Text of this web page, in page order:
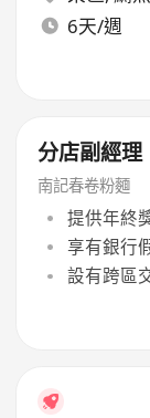
6天/週
分店副經理
南記春卷粉麵
提供年終
享有銀行
設有跨區